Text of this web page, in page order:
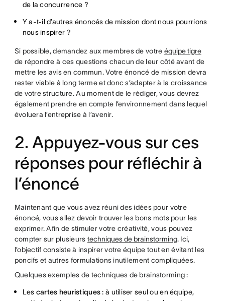
de la concurrence ?
Y a-t-il d’autres énoncés de mission dont nous pourrions
nous inspirer ?
Si possible, demandez aux membres de votre équipe tigre
de répondre à ces questions chacun de leur côté avant de
mettre les avis en commun. Votre énoncé de mission devra
rester viable à long terme et donc s’adapter à la croissance
de votre structure. Au moment de le rédiger, vous devrez
également prendre en compte l’environnement dans lequel
évoluera l’entreprise à l’avenir.
2. Appuyez-vous sur ces
réponses pour réfléchir à
l’énoncé
Maintenant que vous avez réuni des idées pour votre
énoncé, vous allez devoir trouver les bons mots pour les
exprimer. Afin de stimuler votre créativité, vous pouvez
compter sur plusieurs techniques de brainstorming. Ici,
l’objectif consiste à inspirer votre équipe tout en évitant les
poncifs et autres formulations inutilement compliquées.
Quelques exemples de techniques de brainstorming :
Les cartes heuristiques: à utiliser seul ou en équipe,